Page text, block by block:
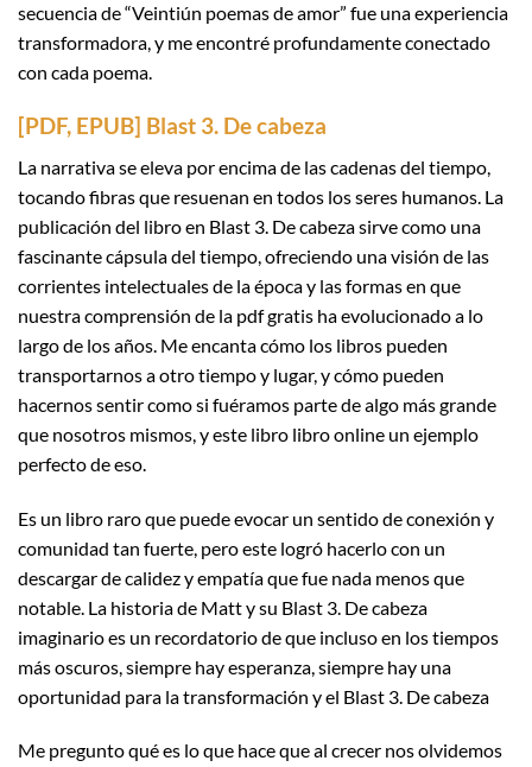
secuencia de “Veintiún poemas de amor” fue una experiencia
transformadora, y me encontré profundamente conectado
con cada poema.
[PDF, EPUB] Blast 3. De cabeza
La narrativa se eleva por encima de las cadenas del tiempo,
tocando fibras que resuenan en todos los seres humanos. La
publicación del libro en Blast 3. De cabeza sirve como una
fascinante cápsula del tiempo, ofreciendo una visión de las
corrientes intelectuales de la época y las formas en que
nuestra comprensión de la pdf gratis ha evolucionado a lo
largo de los años. Me encanta cómo los libros pueden
transportarnos a otro tiempo y lugar, y cómo pueden
hacernos sentir como si fuéramos parte de algo más grande
que nosotros mismos, y este libro libro online​ un ejemplo
perfecto de eso.
Es un libro raro que puede evocar un sentido de conexión y
comunidad tan fuerte, pero este logró hacerlo con un
descargar de calidez y empatía que fue nada menos que
notable. La historia de Matt y su Blast 3. De cabeza
imaginario es un recordatorio de que incluso en los tiempos
más oscuros, siempre hay esperanza, siempre hay una
oportunidad para la transformación y el Blast 3. De cabeza
Me pregunto qué es lo que hace que al crecer nos olvidemos